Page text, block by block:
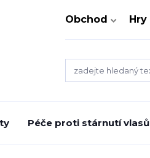
Obchod Hry
Péče proti stárnutí vlasů